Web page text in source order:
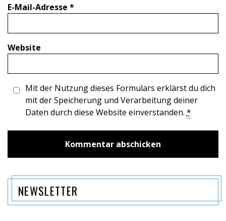
E-Mail-Adresse *
Website
Mit der Nutzung dieses Formulars erklärst du dich
mit der Speicherung und Verarbeitung deiner
Daten durch diese Website einverstanden. *
NEWSLETTER